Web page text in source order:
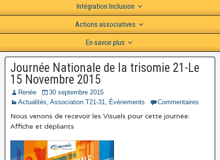
Intégration Inclusion
Actions associatives
En savoir plus
Journée Nationale de la trisomie 21-Le
15 Novembre 2015
Renée
30 septembre 2015
Actualités, Association T21-31, Évènements Commentaires
Nous venons de recevoir les Visuels pour cette journée:
Affiche et dépliants